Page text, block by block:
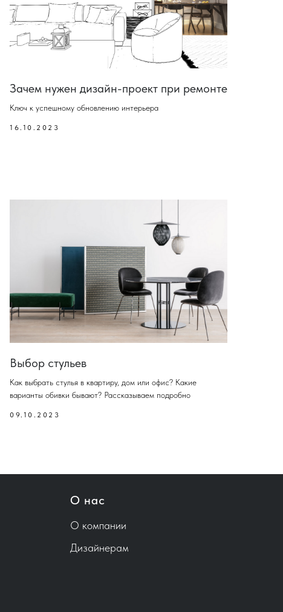
Зачем нужен дизайн-проект при ремонте
Ключ к успешному обновлению интерьера
16.10.2023
Выбор стульев
Как выбрать стулья в квартиру, дом или офис? Какие
варианты обивки бывают? Рассказываем подробно
09.10.2023
О нас
О компании
Дизайнерам